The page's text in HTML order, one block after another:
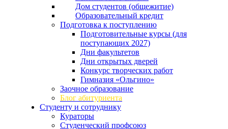
Дом студентов (общежитие)
Образовательный кредит
Подготовка к поступлению
Подготовительные курсы (для
поступающих 2027)
Дни факультетов
Дни открытых дверей
Конкурс творческих работ
Гимназия «Ольгино»
Заочное образование
Блог абитуриента
Студенту и сотруднику
Кураторы
Студенческий профсоюз